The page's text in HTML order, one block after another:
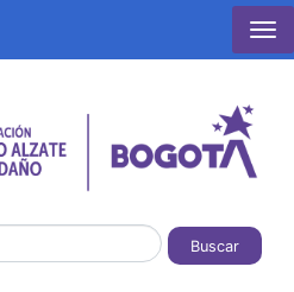
Buscar